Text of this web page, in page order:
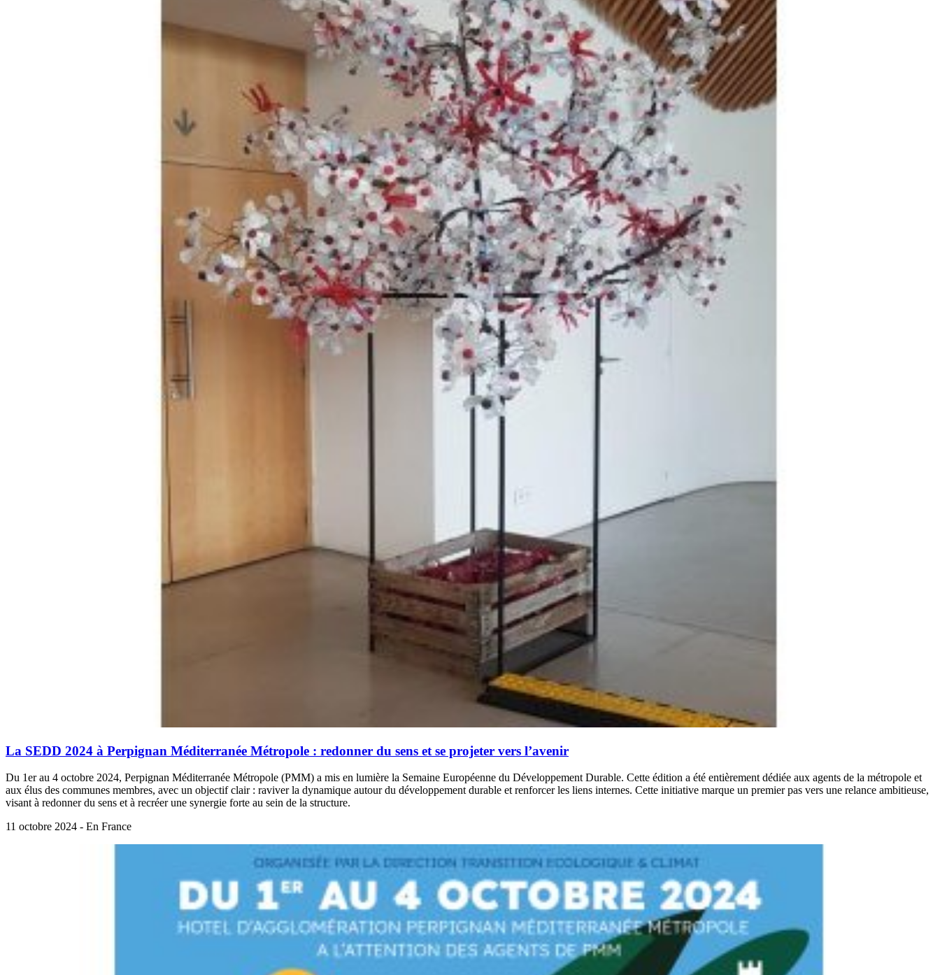
La SEDD 2024 à Perpignan Méditerranée Métropole : redonner du sens et se projeter vers l’avenir
Du 1er au 4 octobre 2024, Perpignan Méditerranée Métropole (PMM) a mis en lumière la Semaine Européenne du Développement Durable. Cette édition a été entièrement dédiée aux agents de la métropole et
aux élus des communes membres, avec un objectif clair : raviver la dynamique autour du développement durable et renforcer les liens internes. Cette initiative marque un premier pas vers une relance ambitieuse,
visant à redonner du sens et à recréer une synergie forte au sein de la structure.
11 octobre 2024 - En France